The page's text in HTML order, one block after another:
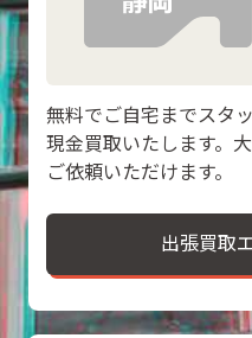
無料でご自宅までスタ
現金買取いたします。
ご依頼いただけます。
出張買取